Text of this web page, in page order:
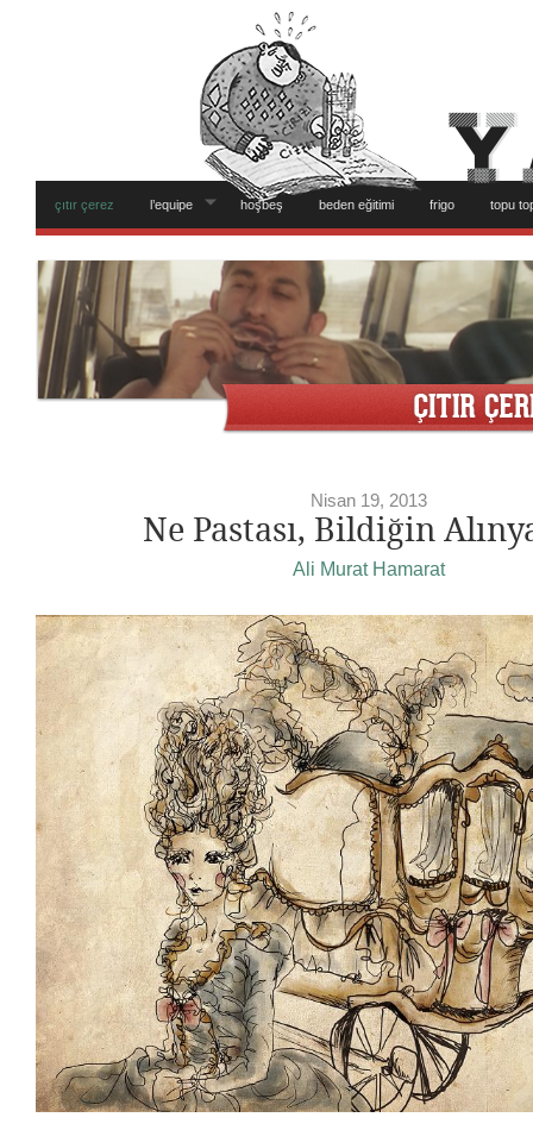
çıtır çerez l’equipe hoşbeş beden eğitimi frigo topu
Nisan 19, 2013
Ne Pastası, Bildiğin
Ali Murat Hamarat